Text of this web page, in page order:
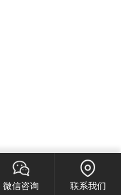
微信咨询 联系我们